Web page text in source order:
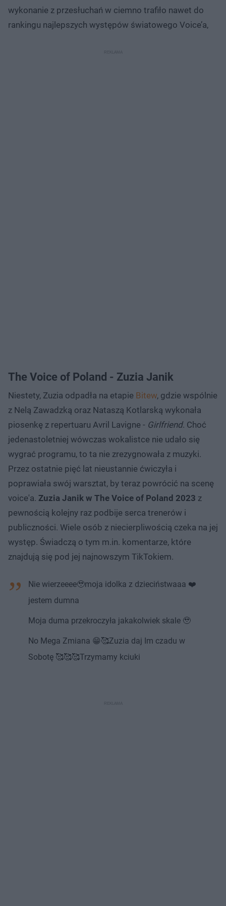
wykonanie z przesłuchań w ciemno trafiło nawet do
rankingu najlepszych występów światowego Voice’a,
The Voice of Poland - Zuzia Janik
Niestety, Zuzia odpadła na etapie Bitew, gdzie wspólnie
z Nelą Zawadzką oraz Nataszą Kotlarską wykonała
piosenkę z repertuaru Avril Lavigne - Girlfriend. Choć
jedenastoletniej wówczas wokalistce nie udało się
wygrać programu, to ta nie zrezygnowała z muzyki.
Przez ostatnie pięć lat nieustannie ćwiczyła i
poprawiała swój warsztat, by teraz powrócić na scenę
voice'a. Zuzia Janik w The Voice of Poland 2023 z
pewnością kolejny raz podbije serca trenerów i
publiczności. Wiele osób z niecierpliwością czeka na jej
występ. Świadczą o tym m.in. komentarze, które
znajdują się pod jej najnowszym TikTokiem.
Nie wierzeeee🥹moja idolka z dzieciństwaaa ❤️
jestem dumna
Moja duma przekroczyła jakakolwiek skale 🥹
No Mega Zmiana 😁🥰Zuzia daj Im czadu w
Sobotę 🥰🥰🥰Trzymamy kciuki